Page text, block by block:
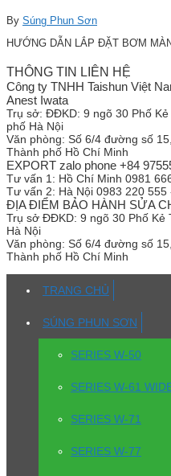
By Súng Phun Sơn
HƯỚNG DẪN LẮP ĐẶT BƠM
THÔNG TIN LIÊN HỆ
Công ty TNHH Taishun Việt
Anest Iwata
Trụ sở: ĐĐKD: 9 ngõ 30 Phố
phố Hà Nội
Văn phòng: Số 6/4 đường số
Thành phố Hồ Chí Minh
EXPORT zalo phone +84
Tư vấn 1: Hồ Chí Minh 0981
Tư vấn 2: Hà Nội 0983 220
ĐỊA ĐIỂM BẢO HÀNH SỬA
Trụ sở ĐĐKD: 9 ngõ 30 Phố Kẻ
Hà Nội
Văn phòng: Số 6/4 đường số
Thành phố Hồ Chí Minh
TRANG CHỦ
SÚNG PHUN SƠN
SERIES W-50
SERIES W-61
SERIES W-71
SERIES W-77